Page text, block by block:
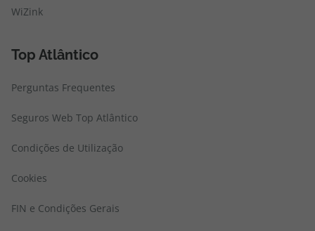
WiZink
Top Atlântico
Perguntas Frequentes
Seguros Web Top Atlântico
Condições de Utilização
Cookies
FIN e Condições Gerais